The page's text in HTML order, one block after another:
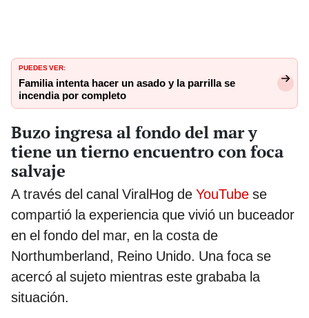
PUEDES VER:
Familia intenta hacer un asado y la parrilla se
incendia por completo
Buzo ingresa al fondo del mar y
tiene un tierno encuentro con foca
salvaje
A través del canal ViralHog de YouTube se
compartió la experiencia que vivió un buceador
en el fondo del mar, en la costa de
Northumberland, Reino Unido. Una foca se
acercó al sujeto mientras este grababa la
situación.